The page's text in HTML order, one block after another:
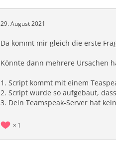
29. August 2021
Da kommt mir gleich die erste
Könnte dann mehrere Ursachen
1. Script kommt mit einem
2. Script wurde so aufgebaut,
3. Dein Teamspeak-Server hat
1